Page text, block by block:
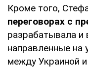
Кроме того,
переговорах с
разрабатывала и
направленные на
между Украиной